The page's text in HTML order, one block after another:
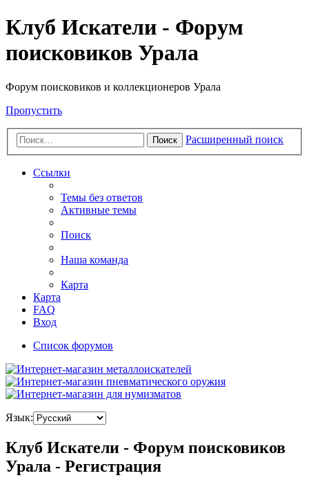
Клуб Искатели - Форум
поисковиков Урала
Форум поисковиков и коллекционеров Урала
Пропустить
Поиск Расширенный поиск
Ссылки
Темы без ответов
Активные темы
Поиск
Наша команда
Карта
Карта
FAQ
Вход
Список форумов
Язык:
Клуб Искатели - Форум поисковиков
Урала - Регистрация